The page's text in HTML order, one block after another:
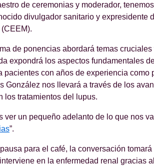
de ceremonias y moderador,
divulgador sanitario y expresidente
de ponencias abordará temas
expondrá los aspectos fundamentales
pacientes con años de experiencia
González nos llevará a través de los
los tratamientos del lupus.
ver un pequeño adelanto de lo que nos
”.
para el café, la conversación
en la enfermedad renal gracias